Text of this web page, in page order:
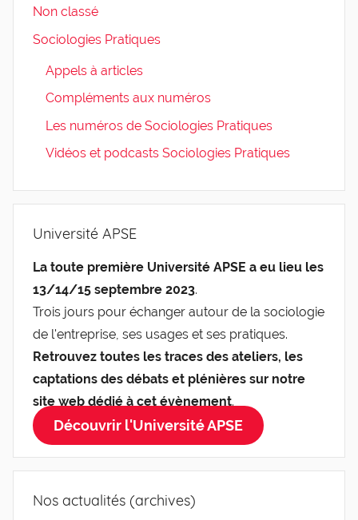
Non classé
Sociologies Pratiques
Appels à articles
Compléments aux numéros
Les numéros de Sociologies Pratiques
Vidéos et podcasts Sociologies Pratiques
Université APSE
La toute première Université APSE a eu lieu les
13/14/15 septembre 2023.
Trois jours pour échanger autour de la sociologie
de l'entreprise, ses usages et ses pratiques.
Retrouvez toutes les traces des ateliers, les
captations des débats et plénières sur notre
site web dédié à cet évènement.
Découvrir l'Université APSE
Nos actualités (archives)